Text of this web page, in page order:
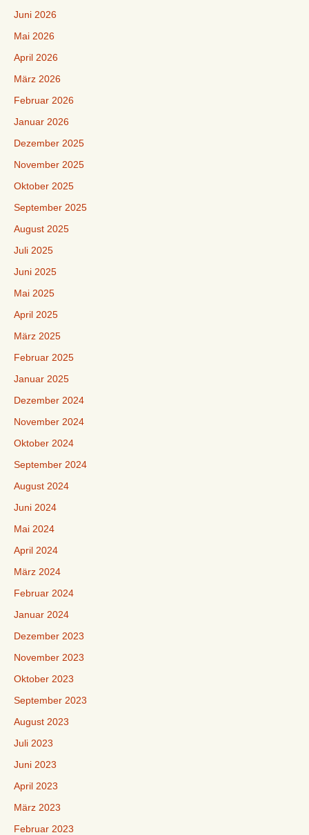
Juni 2026
Mai 2026
April 2026
März 2026
Februar 2026
Januar 2026
Dezember 2025
November 2025
Oktober 2025
September 2025
August 2025
Juli 2025
Juni 2025
Mai 2025
April 2025
März 2025
Februar 2025
Januar 2025
Dezember 2024
November 2024
Oktober 2024
September 2024
August 2024
Juni 2024
Mai 2024
April 2024
März 2024
Februar 2024
Januar 2024
Dezember 2023
November 2023
Oktober 2023
September 2023
August 2023
Juli 2023
Juni 2023
April 2023
März 2023
Februar 2023